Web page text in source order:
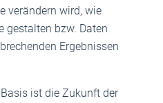
verändern wird, wie
gestalten bzw. Daten
Ergebnissen
ist die Zukunft der